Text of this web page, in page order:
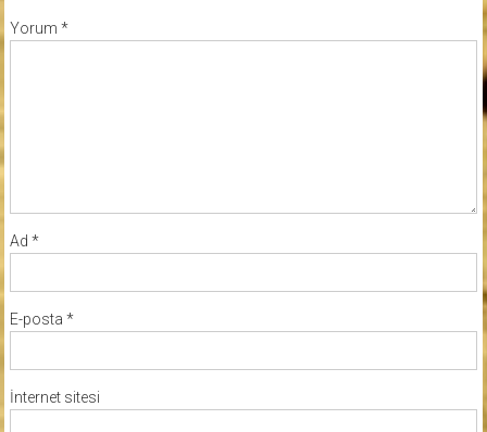
Yorum *
Ad *
E-posta *
İnternet sitesi